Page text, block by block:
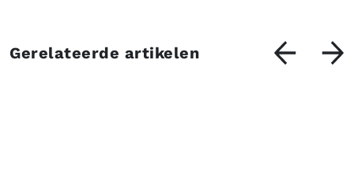
Gerelateerde artikelen